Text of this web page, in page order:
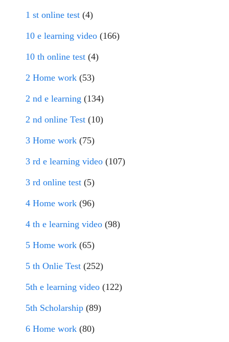
1 st online test (4)
10 e learning video (166)
10 th online test (4)
2 Home work (53)
2 nd e learning (134)
2 nd online Test (10)
3 Home work (75)
3 rd e learning video (107)
3 rd online test (5)
4 Home work (96)
4 th e learning video (98)
5 Home work (65)
5 th Onlie Test (252)
5th e learning video (122)
5th Scholarship (89)
6 Home work (80)